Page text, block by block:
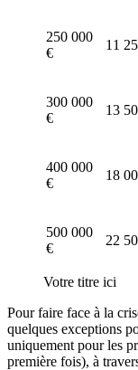
250 000
€
11
300 000
€
13
400 000
€
18
500 000
€
22
Votre titre ici
Pour faire face à la
quelques exceptions
uniquement pour les
première fois), à